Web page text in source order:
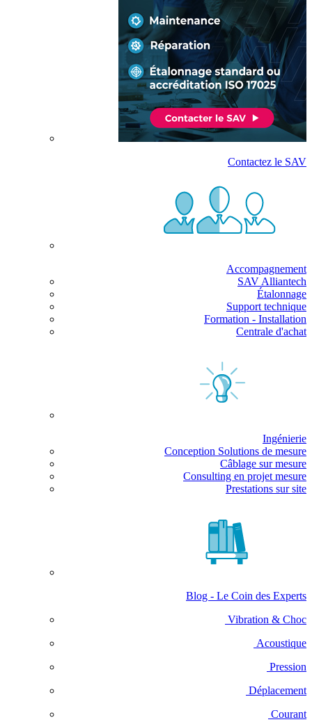
Contactez le SAV
Accompagnement
SAV Alliantech
Étalonnage
Support technique
Formation - Installation
Centrale d'achat
Ingénierie
Conception Solutions de mesure
Câblage sur mesure
Consulting en projet mesure
Prestations sur site
Blog - Le Coin des Experts
Vibration & Choc
Acoustique
Pression
Déplacement
Courant